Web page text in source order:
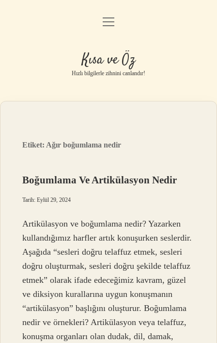
Anasayfa
Gizlilik Politikası
Yasal Uyarı
menüyü
Kısa ve Öz
Hızlı bilgilerle zihnini canlandır!
Etiket: Ağır boğumlama nedir
Boğumlama Ve Artikülasyon Nedir
Tarih: Eylül 29, 2024
Artikülasyon ve boğumlama nedir? Yazarken
kullandığımız harfler artık konuşurken seslerdir.
Aşağıda “sesleri doğru telaffuz etmek, sesleri
doğru oluşturmak, sesleri doğru şekilde telaffuz
etmek” olarak ifade edeceğimiz kavram, güzel
ve diksiyon kurallarına uygun konuşmanın
“artikülasyon” başlığını oluşturur. Boğumlama
nedir ve örnekleri? Artikülasyon veya telaffuz,
konuşma organları olan dudak, dil, damak,